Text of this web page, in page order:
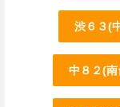
渋６３(
中８２(